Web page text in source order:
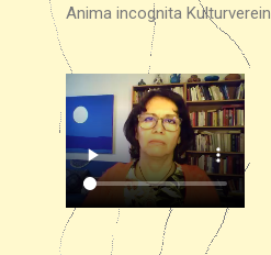
Anima incognita Kulturverein